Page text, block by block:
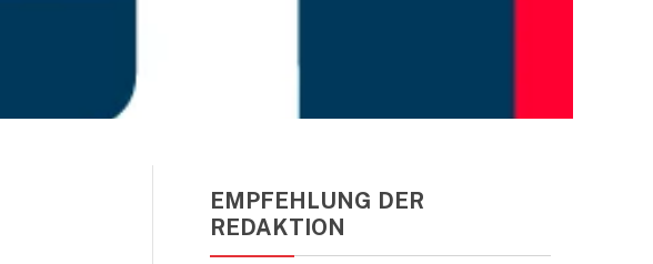
EMPFEHLUNG DER
REDAKTION